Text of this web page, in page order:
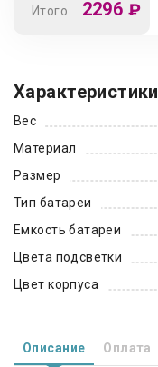
Итого 2296 ₽
Характеристики
Вес
Материал
Размер
Тип батареи
Емкость батареи
Цвета подсветки
Цвет корпуса
Описание Оплата